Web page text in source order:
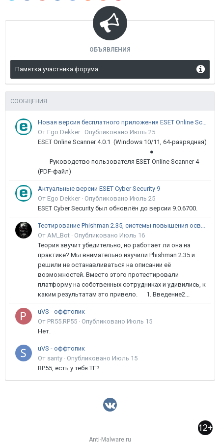
ОБЪЯВЛЕНИЯ
Памятка участника форума
СООБЩЕНИЯ
Новая версия бесплатного приложения ESET Online Scanner доступна пользователям
От Ego Dekker · Опубликовано Июль 25
ESET Online Scanner 4.0.1 (Windows 10/11, 64-разрядная)
●
Руководство пользователя ESET Online Scanner 4
(PDF-файл)
Актуальные версии ESET Cyber Security 9
От Ego Dekker · Опубликовано Июль 25
ESET Cyber Security был обновлён до версии 9.0.6700.
Тестирование Phishman 2.35, системы повышения осведомлённости пользователей в сфере ИБ
От AM_Bot · Опубликовано Июль 16
Теория звучит убедительно, но работает ли она на
практике? Мы внимательно изучили Phishman 2.35 и
решили не останавливаться на описании её
возможностей. Вместо этого протестировали
платформу на собственных сотрудниках и удивились, к
каким результатам это привело. 1. Введение2...
uVS - оффтопик
От PR55.RP55 · Опубликовано Июль 15
Нет.
uVS - оффтопик
От santy · Опубликовано Июль 15
RP55, есть у тебя ТГ?
Anti-Malware.ru